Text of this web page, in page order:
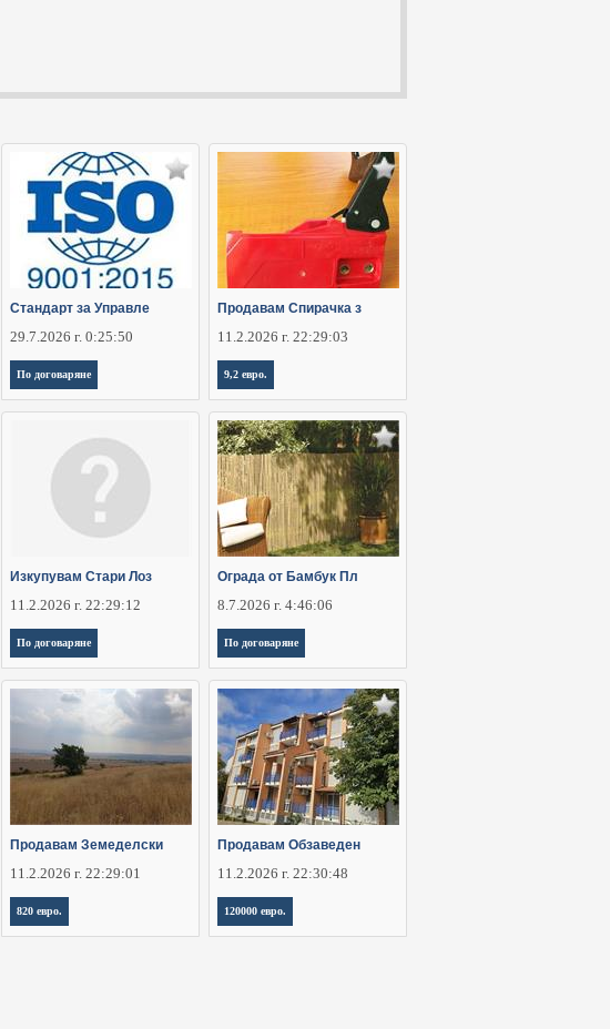
Стандарт за Управле
29.7.2026 г. 0:25:50
По договаряне
Продавам Спирачка з
11.2.2026 г. 22:29:03
9,2 евро.
Изкупувам Стари Лоз
11.2.2026 г. 22:29:12
По договаряне
Ограда от Бамбук Пл
8.7.2026 г. 4:46:06
По договаряне
Продавам Земеделски
11.2.2026 г. 22:29:01
820 евро.
Продавам Обзаведен
11.2.2026 г. 22:30:48
120000 евро.